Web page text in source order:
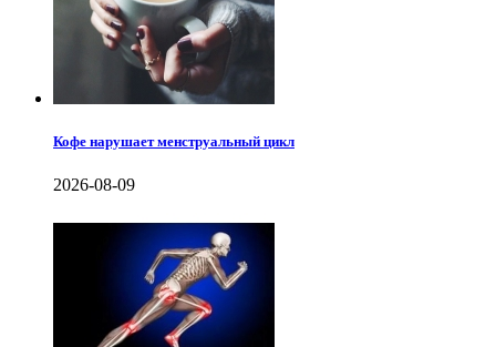
Кофе нарушает менструальный цикл
2026-08-09